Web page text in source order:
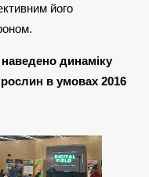
його
динаміку
в умовах 2016